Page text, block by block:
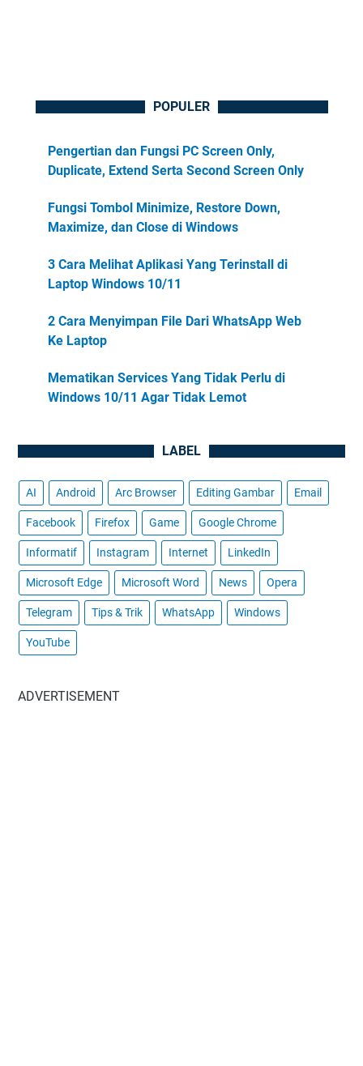
POPULER
Pengertian dan Fungsi PC Screen Only,
Duplicate, Extend Serta Second Screen Only
Fungsi Tombol Minimize, Restore Down,
Maximize, dan Close di Windows
3 Cara Melihat Aplikasi Yang Terinstall di
Laptop Windows 10/11
2 Cara Menyimpan File Dari WhatsApp Web
Ke Laptop
Mematikan Services Yang Tidak Perlu di
Windows 10/11 Agar Tidak Lemot
LABEL
AI Android Arc Browser Editing Gambar Email
Facebook Firefox Game Google Chrome
Informatif Instagram Internet LinkedIn
Microsoft Edge Microsoft Word News Opera
Telegram Tips & Trik WhatsApp Windows
YouTube
ADVERTISEMENT